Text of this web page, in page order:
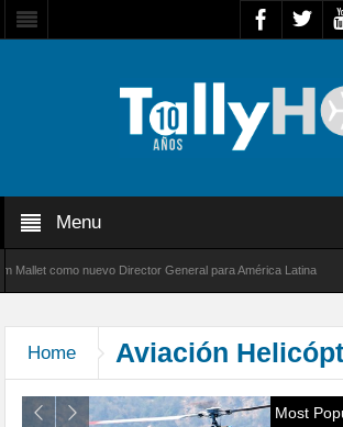
Menu
para América Latina Thales multiplica por diez
Home Aviación
Most